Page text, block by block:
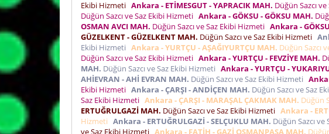
Ekibi Hizmeti Ankara - ETİMESGUT - YAPRACIK MAH. Düğün Sazcı
Düğün Sazcı ve Saz Ekibi Hizmeti Ankara - GÖKSU - GÖKSU MAH.
OSMAN AVCI MAH. Düğün Sazcı ve Saz Ekibi Hizmeti Ankara -
GÜZELKENT - GÜZELKENT MAH. Düğün Sazcı ve Saz Ekibi Hizmeti
Ekibi Hizmeti Ankara - YURTÇU - AŞAĞIYURTÇU MAH. Düğün Sazcı
Düğün Sazcı ve Saz Ekibi Hizmeti Ankara - YURTÇU - FEVZİYE MAH.
MAH. Düğün Sazcı ve Saz Ekibi Hizmeti Ankara - YURTÇU -
AHİEVRAN - AHİ EVRAN MAH. Düğün Sazcı ve Saz Ekibi Hizmeti
Ekibi Hizmeti Ankara - ÇARŞI - ANDİÇEN MAH. Düğün Sazcı ve Saz
Saz Ekibi Hizmeti Ankara - ÇARŞI - MARAŞAL ÇAKMAK MAH. Düğün
ERTUĞRULGAZİ MAH. Düğün Sazcı ve Saz Ekibi Hizmeti Ankara -
Hizmeti Ankara - ERTUĞRULGAZİ - SELÇUKLU MAH. Düğün Sazcı
ve Saz Ekibi Hizmeti Ankara - FATİH - GAZİ OSMANPAŞA MAH.